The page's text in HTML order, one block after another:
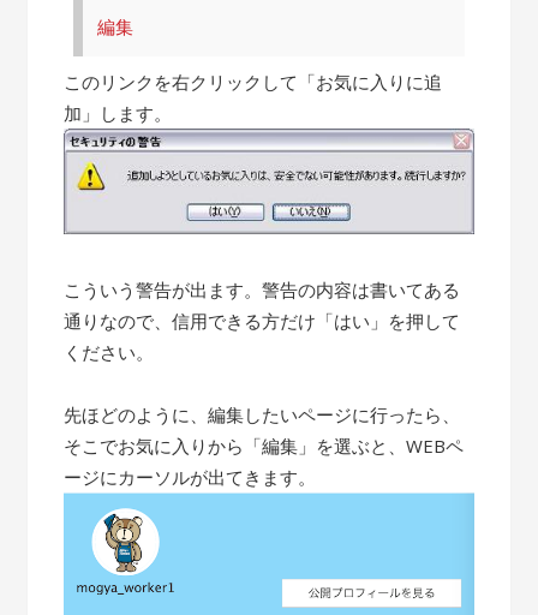
編集
このリンクを右クリックして「お気に入りに追
加」します。
こういう警告が出ます。警告の内容は書いてある
通りなので、信用できる方だけ「はい」を押して
ください。
先ほどのように、編集したいページに行ったら、
そこでお気に入りから「編集」を選ぶと、WEBペ
ージにカーソルが出てきます。